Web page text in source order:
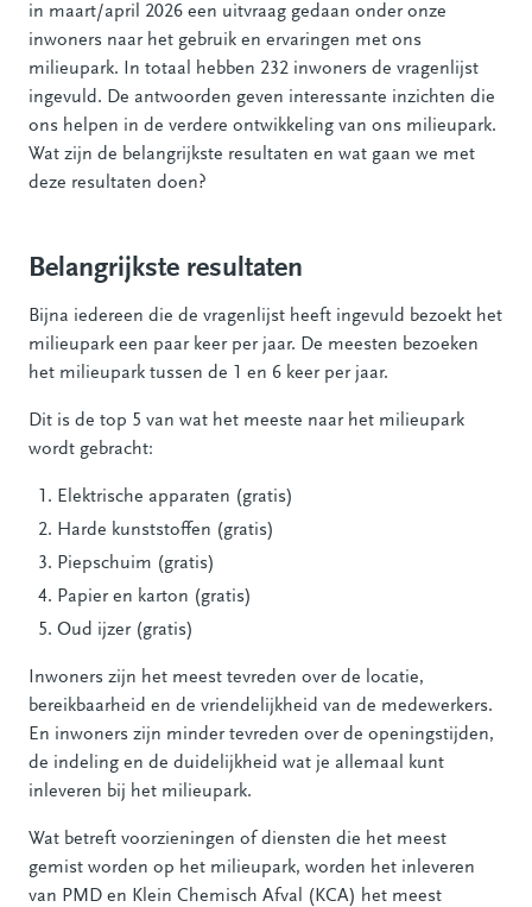
in maart/april 2026 een uitvraag gedaan onder onze
inwoners naar het gebruik en ervaringen met ons
milieupark. In totaal hebben 232 inwoners de vragenlijst
ingevuld. De antwoorden geven interessante inzichten die
ons helpen in de verdere ontwikkeling van ons milieupark.
Wat zijn de belangrijkste resultaten en wat gaan we met
deze resultaten doen?
Belangrijkste resultaten
Bijna iedereen die de vragenlijst heeft ingevuld bezoekt het
milieupark een paar keer per jaar. De meesten bezoeken
het milieupark tussen de 1 en 6 keer per jaar.
Dit is de top 5 van wat het meeste naar het milieupark
wordt gebracht:
Elektrische apparaten (gratis)
Harde kunststoffen (gratis)
Piepschuim (gratis)
Papier en karton (gratis)
Oud ijzer (gratis)
Inwoners zijn het meest tevreden over de locatie,
bereikbaarheid en de vriendelijkheid van de medewerkers.
En inwoners zijn minder tevreden over de openingstijden,
de indeling en de duidelijkheid wat je allemaal kunt
inleveren bij het milieupark.
Wat betreft voorzieningen of diensten die het meest
gemist worden op het milieupark, worden het inleveren
van PMD en Klein Chemisch Afval (KCA) het meest